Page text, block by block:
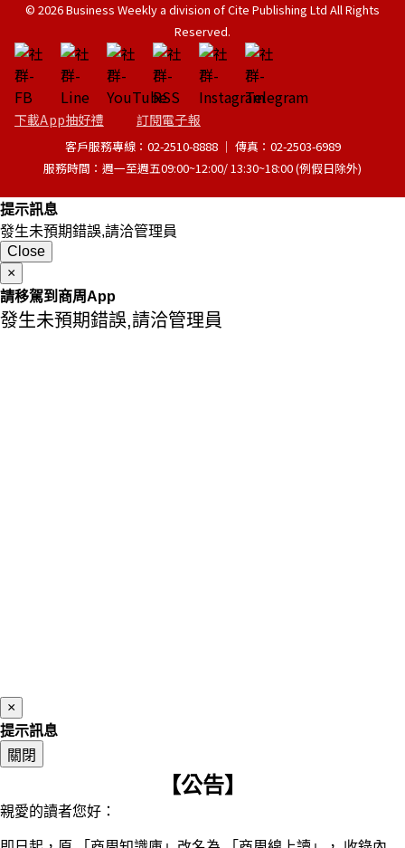
© 2026 Business Weekly a division of Cite Publishing Ltd All Rights
Reserved.
下載App抽好禮 訂閱電子報
客戶服務專線：02-2510-8888 │ 傳真：02-2503-6989
服務時間：週一至週五09:00~12:00/ 13:30~18:00 (例假日除外)
提示訊息
發生未預期錯誤,請洽管理員
Close
×
請移駕到商周App
發生未預期錯誤,請洽管理員
×
提示訊息
關閉
【公告】
親愛的讀者您好：